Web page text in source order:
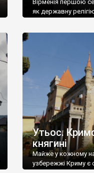
Вірменія першою
як державну
Утьос.
княгині
Майже у кожному
узбережжі Криму є